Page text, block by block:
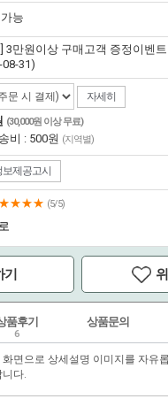
능
3만원이상 구매고객 증정이벤
31)
자세히
(30,000원 이상 무료)
비 : 500원 (지역별)
제공고시
(5/5)
기
품후기
6
상품문의
면으로 상세설명 이미지를 자유
다.